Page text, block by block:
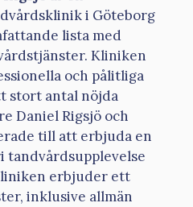
i Göteborg
lista med
Kliniken
och pålitliga
stort antal nöjda
Daniel Rigsjö och
till att erbjuda en
tandvårdsupplevelse
erbjuder ett
inklusive allmän